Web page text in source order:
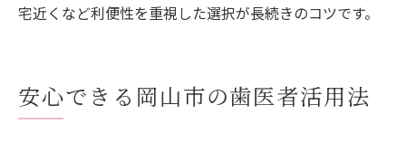
宅近くなど利便性を重視した選択が長続きのコツです。
安心できる岡山市の歯医者活用法